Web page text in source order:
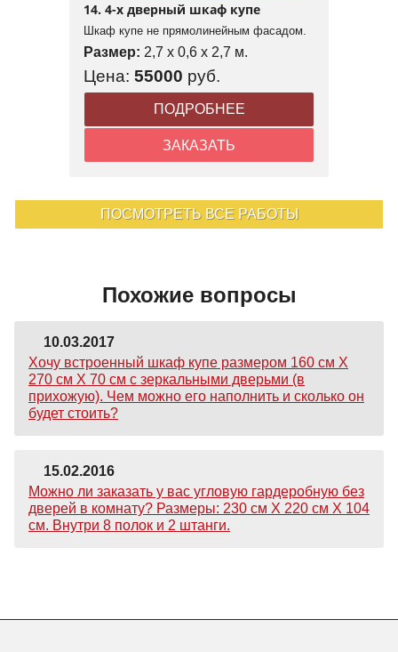
14. 4-х дверный шкаф купе
Шкаф купе не прямолинейным фасадом.
Размер: 2,7 x 0,6 x 2,7 м.
Цена: 55000 руб.
ПОДРОБНЕЕ
ЗАКАЗАТЬ
ПОСМОТРЕТЬ ВСЕ РАБОТЫ
Похожие вопросы
10.03.2017
Хочу встроенный шкаф купе размером 160 см Х
270 см Х 70 см с зеркальными дверьми (в
прихожую). Чем можно его наполнить и сколько он
будет стоить?
15.02.2016
Можно ли заказать у вас угловую гардеробную без
дверей в комнату? Размеры: 230 см Х 220 см Х 104
см. Внутри 8 полок и 2 штанги.